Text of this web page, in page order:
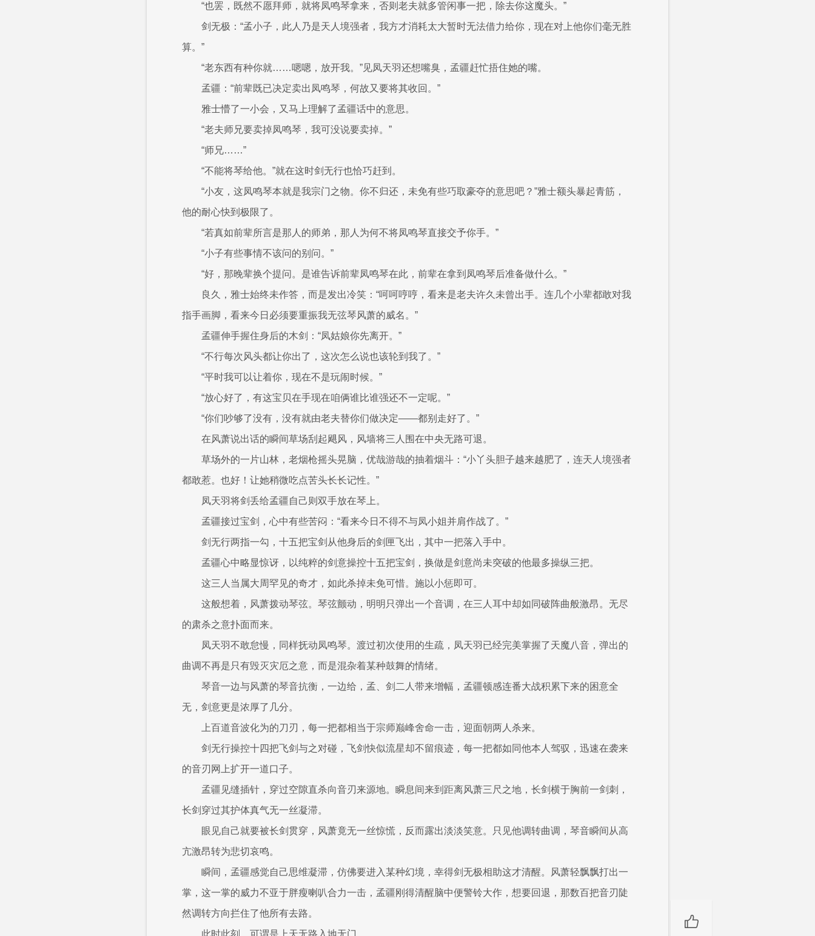
“也罢，既然不愿拜师，就将凤鸣琴拿来，否则老夫就多管闲事一把，除去你这魔头。”
剑无极：“孟小子，此人乃是天人境强者，我方才消耗太大暂时无法借力给你，现在对上他你们毫无胜
算。”
“老东西有种你就……嗯嗯，放开我。”见凤天羽还想嘴臭，孟疆赶忙捂住她的嘴。
孟疆：“前辈既已决定卖出凤鸣琴，何故又要将其收回。”
雅士懵了一小会，又马上理解了孟疆话中的意思。
“老夫师兄要卖掉凤鸣琴，我可没说要卖掉。”
“师兄……”
“不能将琴给他。”就在这时剑无行也恰巧赶到。
“小友，这凤鸣琴本就是我宗门之物。你不归还，未免有些巧取豪夺的意思吧？”雅士额头暴起青筋，
他的耐心快到极限了。
“若真如前辈所言是那人的师弟，那人为何不将凤鸣琴直接交予你手。”
“小子有些事情不该问的别问。”
“好，那晚辈换个提问。是谁告诉前辈凤鸣琴在此，前辈在拿到凤鸣琴后准备做什么。”
良久，雅士始终未作答，而是发出冷笑：“呵呵哼哼，看来是老夫许久未曾出手。连几个小辈都敢对我
指手画脚，看来今日必须要重振我无弦琴风萧的威名。”
孟疆伸手握住身后的木剑：“凤姑娘你先离开。”
“不行每次风头都让你出了，这次怎么说也该轮到我了。”
“平时我可以让着你，现在不是玩闹时候。”
“放心好了，有这宝贝在手现在咱俩谁比谁强还不一定呢。”
“你们吵够了没有，没有就由老夫替你们做决定——都别走好了。”
在风萧说出话的瞬间草场刮起飓风，风墙将三人围在中央无路可退。
草场外的一片山林，老烟枪摇头晃脑，优哉游哉的抽着烟斗：“小丫头胆子越来越肥了，连天人境强者
都敢惹。也好！让她稍微吃点苦头长长记性。”
凤天羽将剑丢给孟疆自己则双手放在琴上。
孟疆接过宝剑，心中有些苦闷：“看来今日不得不与凤小姐并肩作战了。”
剑无行两指一勾，十五把宝剑从他身后的剑匣飞出，其中一把落入手中。
孟疆心中略显惊讶，以纯粹的剑意操控十五把宝剑，换做是剑意尚未突破的他最多操纵三把。
这三人当属大周罕见的奇才，如此杀掉未免可惜。施以小惩即可。
这般想着，风萧拨动琴弦。琴弦颤动，明明只弹出一个音调，在三人耳中却如同破阵曲般激昂。无尽
的肃杀之意扑面而来。
凤天羽不敢怠慢，同样抚动凤鸣琴。渡过初次使用的生疏，凤天羽已经完美掌握了天魔八音，弹出的
曲调不再是只有毁灭灾厄之意，而是混杂着某种鼓舞的情绪。
琴音一边与风萧的琴音抗衡，一边给，孟、剑二人带来增幅，孟疆顿感连番大战积累下来的困意全
无，剑意更是浓厚了几分。
上百道音波化为的刀刃，每一把都相当于宗师巅峰舍命一击，迎面朝两人杀来。
剑无行操控十四把飞剑与之对碰，飞剑快似流星却不留痕迹，每一把都如同他本人驾驭，迅速在袭来
的音刃网上扩开一道口子。
孟疆见缝插针，穿过空隙直杀向音刃来源地。瞬息间来到距离风萧三尺之地，长剑横于胸前一剑刺，
长剑穿过其护体真气无一丝凝滞。
眼见自己就要被长剑贯穿，风萧竟无一丝惊慌，反而露出淡淡笑意。只见他调转曲调，琴音瞬间从高
亢激昂转为悲切哀鸣。
瞬间，孟疆感觉自己思维凝滞，仿佛要进入某种幻境，幸得剑无极相助这才清醒。风萧轻飘飘打出一
掌，这一掌的威力不亚于胖瘦喇叭合力一击，孟疆刚得清醒脑中便警铃大作，想要回退，那数百把音刃陡
然调转方向拦住了他所有去路。
此时此刻，可谓是上天无路入地无门